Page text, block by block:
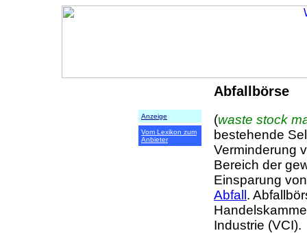
Anzeige
Vom Lexikon zum
Anbieter
Abfallbörse
(waste stock
bestehende
Verminderung
Bereich der
Einsparung
Abfall.
Industrie (VCI).